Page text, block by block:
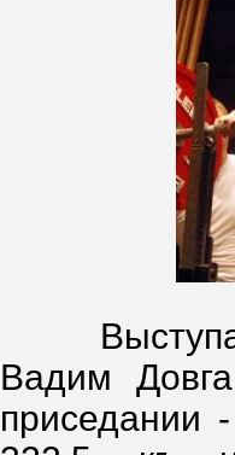
Выступая
Вадим
приседании